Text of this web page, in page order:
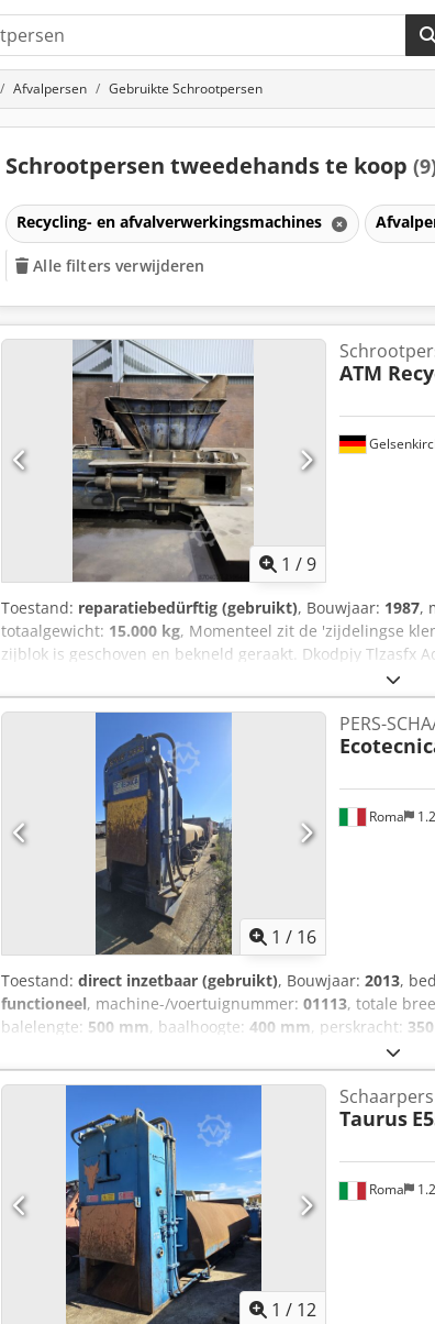
Afvalpersen Gebruikte Schrootpersen
Schrootpersen tweedehands te koop
Recycling- en afvalverwerkingsmachines
Alle filters verwijderen
1 /9
ATM
Toestand: reparatiebedürftig (gebruikt), Bouwjaar: 1987,
totaalgewicht: 15.000 kg, Momenteel zit de 'zijdelingse
zijblok is geschoven en bekneld geraakt. Dkodpjy Tlzasfx
1 / 16
Roma
PERS-
Toestand: direct inzetbaar (gebruikt), Bouwjaar: 2013,
functioneel, machine-/voertuignummer: 01113, totale
balelengte: 500 mm, baalhoogte: 400 mm, perskracht:
schaarpers model 2535, bouwjaar 2013, met circa 5.000
compleet met documentatie. Machine geschikt voor het
profielen, platen en gemengd schroot. Technische
Dedpjy Ibw Tefx Ad Sskr Lengte persbak: 5,0 m
400 mm Totale lengte: 12,20 m Breedte: 2,18 m Gewicht:
Radiografische besturing Volledige documentatie
test mogelijk.
1 / 12
Roma
Taurus